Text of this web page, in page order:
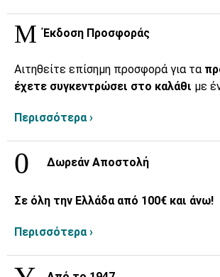
Έκδοση Προσφοράς
Αιτηθείτε επίσημη προσφορά για τα
έχετε συγκεντρώσει στο καλάθι με
Περισσότερα ›
Δωρεάν Αποστολή
Σε όλη την Ελλάδα από 100€ και άνω!
Περισσότερα ›